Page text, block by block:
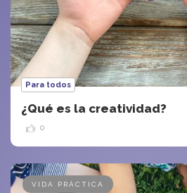
Para todos
¿Qué es la creatividad?
0
VIDA PRÁCTICA